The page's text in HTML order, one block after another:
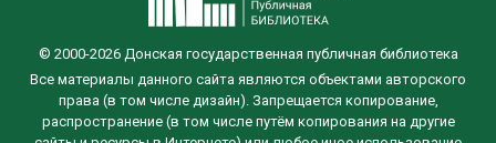
© 2000-2026 Донская государственная публичная библиотека
Все материалы данного сайта являются объектами авторского
права (в том числе дизайн). Запрещается копирование,
распространение (в том числе путём копирования на другие